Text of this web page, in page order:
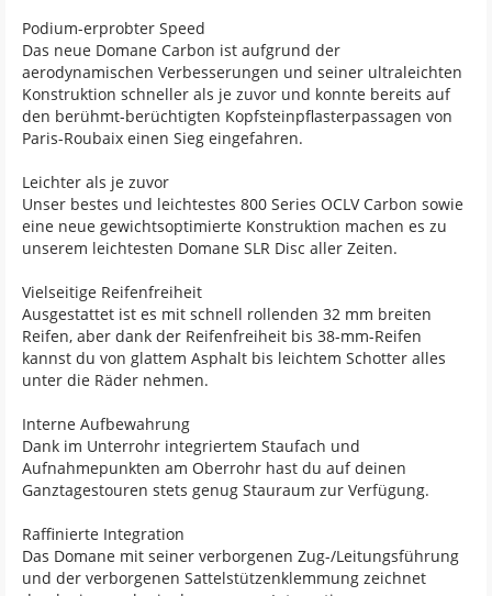
Podium-erprobter Speed
Das neue Domane Carbon ist aufgrund der
aerodynamischen Verbesserungen und seiner ultraleichten
Konstruktion schneller als je zuvor und konnte bereits auf
den berühmt-berüchtigten Kopfsteinpflasterpassagen von
Paris-Roubaix einen Sieg eingefahren.
Leichter als je zuvor
Unser bestes und leichtestes 800 Series OCLV Carbon sowie
eine neue gewichtsoptimierte Konstruktion machen es zu
unserem leichtesten Domane SLR Disc aller Zeiten.
Vielseitige Reifenfreiheit
Ausgestattet ist es mit schnell rollenden 32 mm breiten
Reifen, aber dank der Reifenfreiheit bis 38-mm-Reifen
kannst du von glattem Asphalt bis leichtem Schotter alles
unter die Räder nehmen.
Interne Aufbewahrung
Dank im Unterrohr integriertem Staufach und
Aufnahmepunkten am Oberrohr hast du auf deinen
Ganztagestouren stets genug Stauraum zur Verfügung.
Raffinierte Integration
Das Domane mit seiner verborgenen Zug-/Leitungsführung
und der verborgenen Sattelstützenklemmung zeichnet